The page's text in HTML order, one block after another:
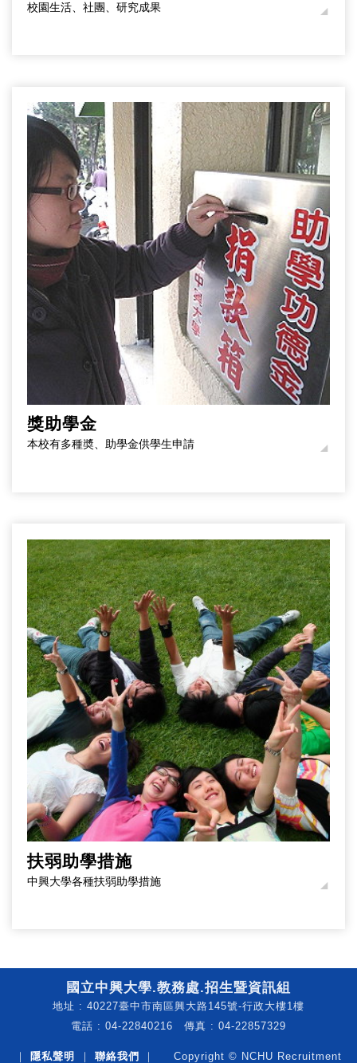
校園生活、社團、研究成果
獎助學金
本校有多種奬、助學金供學生申請
扶弱助學措施
中興大學各種扶弱助學措施
國立中興大學.教務處.招生暨資訊組
地址 : 40227臺中市南區興大路145號-行政大樓1樓
電話 : 04-22840216 傳真 : 04-22857329
｜ 隱私聲明 ｜ 聯絡我們 ｜ Copyright © NCHU Recruitment